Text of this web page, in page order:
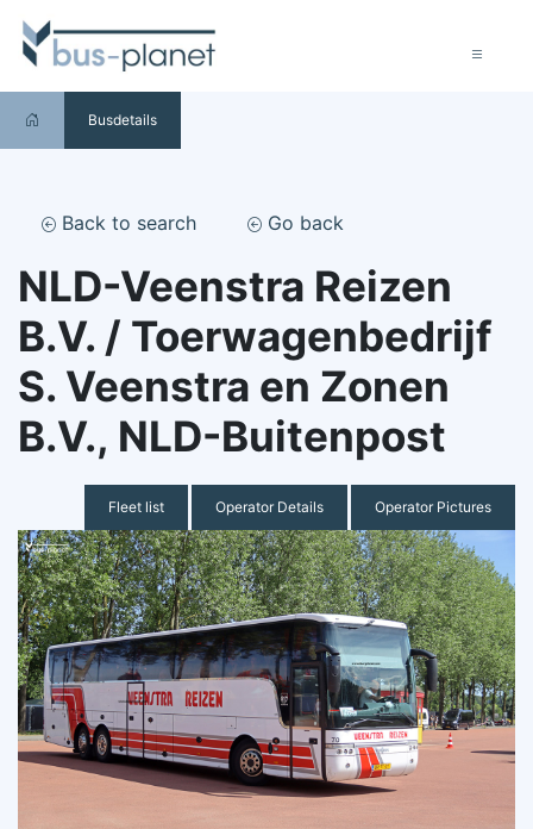
Busdetails
Back to search Go back
NLD-Veenstra Reizen
B.V. / Toerwagenbedrijf
S. Veenstra en Zonen
B.V., NLD-Buitenpost
Fleet list Operator Details Operator Pictures